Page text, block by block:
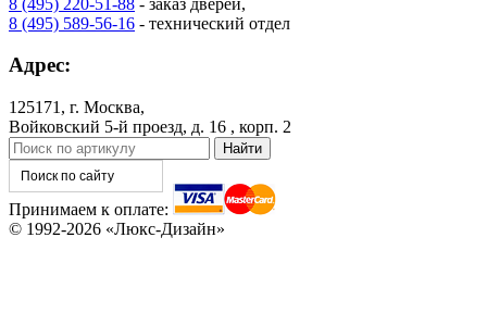
8 (495) 589-56-16 - технический отдел
Адрес:
125171, г. Москва,
Войковский 5-й проезд, д. 16 , корп. 2
Принимаем к оплате:
© 1992-2026 «Люкс-Дизайн»